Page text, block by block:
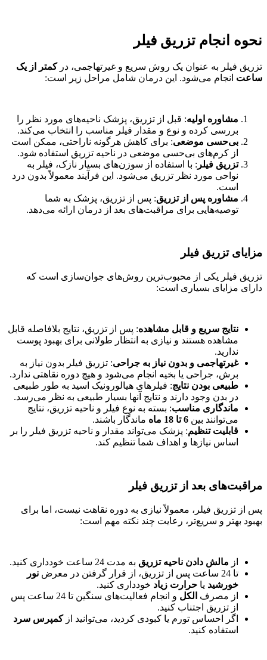
نحوه انجام تزریق فیلر
تزریق فیلر به عنوان یک روش سریع و غیرتهاجمی، درکمتر از یک
ساعت انجام می‌شود. این درمان شامل مراحل زیر است:
مشاوره اولیه: قبل از تزریق، پزشک ناحیه‌های مورد نظر را
بررسی کرده و نوع و مقدار فیلر مناسب را انتخاب می‌کند.
بی‌حسی موضعی: برای کاهش هرگونه ناراحتی، ممکن است
از کرم‌های بی‌حسی موضعی در ناحیه تزریق استفاده شود.
تزریق فیلر : با استفاده از سوزن‌های بسیار نازک، فیلر به
نواحی مورد نظر تزریق می‌شود. این فرآیند معمولاً بدون درد
است.
مشاوره پس از تزریق: پس از تزریق، پزشک به شما
توصیه‌هایی برای مراقبت‌های بعد از درمان ارائه می‌دهد.
مزایای تزریق فیلر
تزریق فیلر یکی از محبوب‌ترین روش‌های جوان‌سازی است که
دارای مزایای بسیاری است:
نتایج سریع و قابل مشاهده: پس از تزریق، نتایج بلافاصله قابل
مشاهده هستند و نیازی به انتظار طولانی برای بهبود پوست
ندارید.
غیرتهاجمی و بدون نیاز به جراحی: تزریق فیلر بدون نیاز به
برش، جراحی یا بخیه انجام می‌شود و هیچ دوره نقاهتی ندارد.
طبیعی بودن نتایج: فیلرهای هیالورونیک اسید به طور طبیعی
در بدن وجود دارند و نتایج آنها بسیار طبیعی به نظر می‌رسد.
ماندگاری مناسب: بسته به نوع فیلر و ناحیه تزریق، نتایج
می‌توانند بین 6 تا 18 ماه
ماندگار باشند.
قابلیت تنظیم: پزشک می‌تواند مقدار و ناحیه تزریق فیلر را بر
اساس نیازها و اهداف شما تنظیم کند.
مراقبت‌های بعد از تزریق فیلر
پس از تزریق فیلر، معمولاً نیازی به دوره نقاهت نیست، اما برای
بهبود بهتر و سریع‌تر، رعایت چند نکته مهم است:
از مالش دادن ناحیه تزریق به مدت 24 ساعت خودداری کنید.
تا 24 ساعت پس از تزریق، از قرار گرفتن در معرض
نور
خورشید یا حرارت زیاد خودداری کنید.
از مصرف الکل
و انجام فعالیت‌های سنگین تا 24 ساعت پس
از تزریق اجتناب کنید.
اگر احساس تورم یا کبودی کردید، می‌توانید ازکمپرس سرد
استفاده کنید.